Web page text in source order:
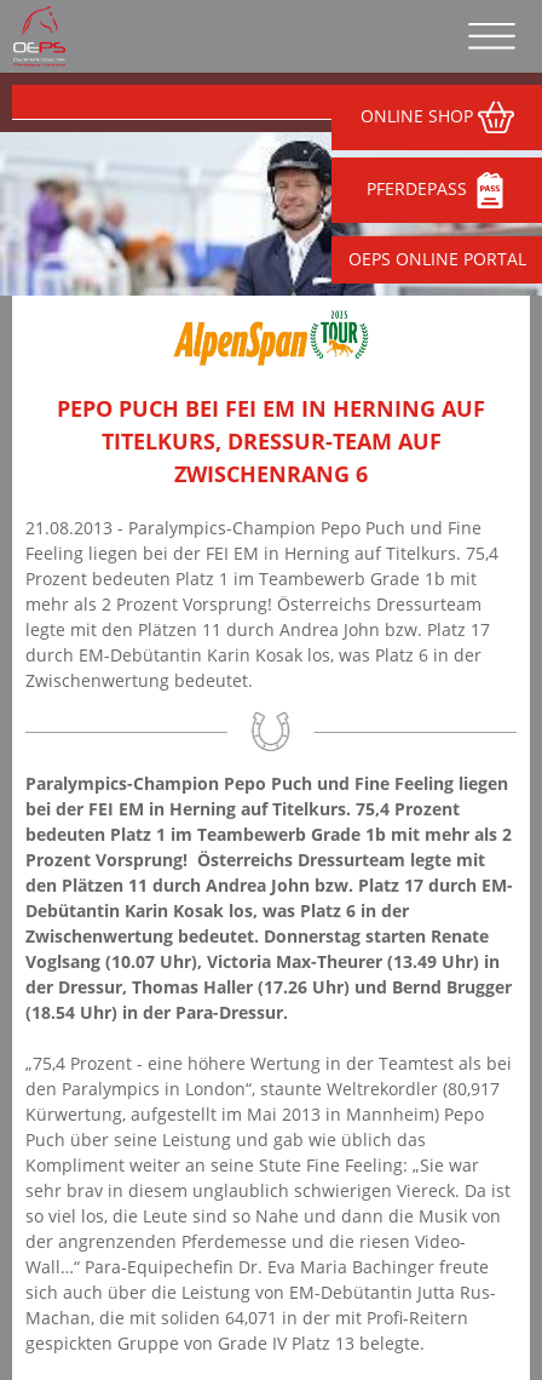
ONLINE SHOP
PFERDEPASS
OEPS ONLINE PORTAL
PEPO PUCH BEI FEI EM IN HERNING AUF
TITELKURS, DRESSUR-TEAM AUF
ZWISCHENRANG 6
21.08.2013 - Paralympics-Champion Pepo Puch und Fine
Feeling liegen bei der FEI EM in Herning auf Titelkurs. 75,4
Prozent bedeuten Platz 1 im Teambewerb Grade 1b mit
mehr als 2 Prozent Vorsprung! Österreichs Dressurteam
legte mit den Plätzen 11 durch Andrea John bzw. Platz 17
durch EM-Debütantin Karin Kosak los, was Platz 6 in der
Zwischenwertung bedeutet.
Paralympics-Champion Pepo Puch und Fine Feeling liegen
bei der FEI EM in Herning auf Titelkurs. 75,4 Prozent
bedeuten Platz 1 im Teambewerb Grade 1b mit mehr als 2
Prozent Vorsprung! Österreichs Dressurteam legte mit
den Plätzen 11 durch Andrea John bzw. Platz 17 durch EM-
Debütantin Karin Kosak los, was Platz 6 in der
Zwischenwertung bedeutet. Donnerstag starten Renate
Voglsang (10.07 Uhr), Victoria Max-Theurer (13.49 Uhr) in
der Dressur, Thomas Haller (17.26 Uhr) und Bernd Brugger
(18.54 Uhr) in der Para-Dressur.
„75,4 Prozent - eine höhere Wertung in der Teamtest als bei
den Paralympics in London“, staunte Weltrekordler (80,917
Kürwertung, aufgestellt im Mai 2013 in Mannheim) Pepo
Puch über seine Leistung und gab wie üblich das
Kompliment weiter an seine Stute Fine Feeling: „Sie war
sehr brav in diesem unglaublich schwierigen Viereck. Da ist
so viel los, die Leute sind so Nahe und dann die Musik von
der angrenzenden Pferdemesse und die riesen Video-
Wall…“ Para-Equipechefin Dr. Eva Maria Bachinger freute
sich auch über die Leistung von EM-Debütantin Jutta Rus-
Machan, die mit soliden 64,071 in der mit Profi-Reitern
gespickten Gruppe von Grade IV Platz 13 belegte.